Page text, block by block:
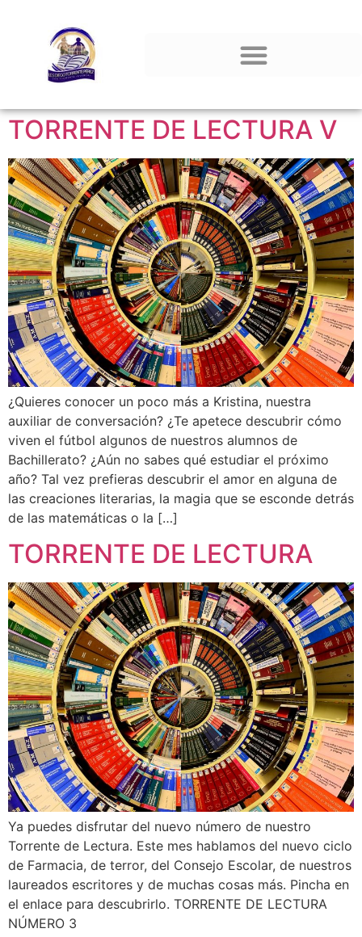
Etiqueta:
TORRENTE DE LECTURA V
¿Quieres conocer un poco más a Kristina, nuestra
auxiliar de conversación? ¿Te apetece descubrir cómo
viven el fútbol algunos de nuestros alumnos de
Bachillerato? ¿Aún no sabes qué estudiar el próximo
año? Tal vez prefieras descubrir el amor en alguna de
las creaciones literarias, la magia que se esconde detrás
de las matemáticas o la […]
TORRENTE DE LECTURA
Ya puedes disfrutar del nuevo número de nuestro
Torrente de Lectura. Este mes hablamos del nuevo ciclo
de Farmacia, de terror, del Consejo Escolar, de nuestros
laureados escritores y de muchas cosas más. Pincha en
el enlace para descubrirlo. TORRENTE DE LECTURA
NÚMERO 3